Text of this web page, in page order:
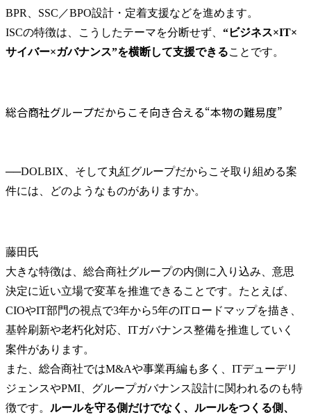
BPR、SSC／BPO設計・定着支援などを進めます。
ISCの特徴は、こうしたテーマを分断せず、 “ビジネス×IT×
サイバー×ガバナンス”を横断して支援できることです。
総合商社グループだからこそ向き合える“本物の難易度”
──DOLBIX、そして丸紅グループだからこそ取り組める案
藤田氏
大きな特徴は、総合商社グループの内側に入り込み、意思
決定に近い立場で変革を推進できることです。たとえば、
CIOやIT部門の視点で3年から5年のITロードマップを描き、
基幹刷新や老朽化対応、ITガバナンス整備を推進していく
案件があります。
また、総合商社ではM&Aや事業再編も多く、ITデューデリ
ジェンスやPMI、グループガバナンス設計に関われるのも特
徴です。 ルールを守る側だけでなく、ルールをつくる側、